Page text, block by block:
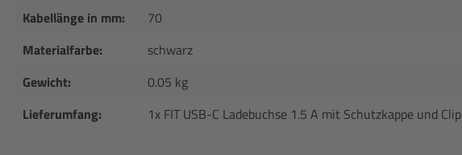
Kabellänge in mm:
70
Materialfarbe:
schwarz
Gewicht:
0.05 kg
Lieferumfang:
1x FIT USB-C Ladebuchse 1.5 A mit Schutzkappe und Clip